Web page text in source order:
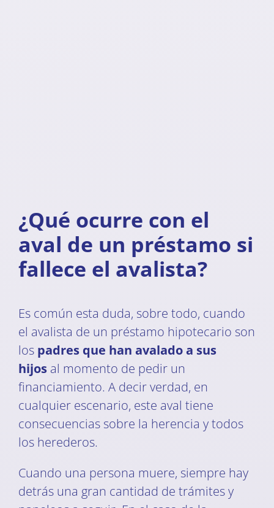
¿Qué ocurre con el
aval de un préstamo si
fallece el avalista?
Es común esta duda, sobre todo, cuando
el avalista de un préstamo hipotecario son
los padres que han avalado a sus
hijosal momento de pedir un
financiamiento. A decir verdad, en
cualquier escenario, este aval tiene
consecuencias sobre la herencia y todos
los herederos.
Cuando una persona muere, siempre hay
detrás una gran cantidad de trámites y